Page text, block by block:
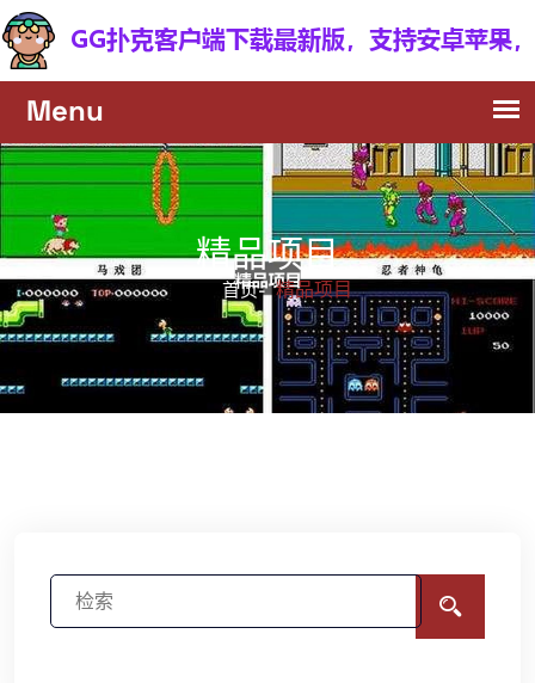
精品项目
首页- 精品项目